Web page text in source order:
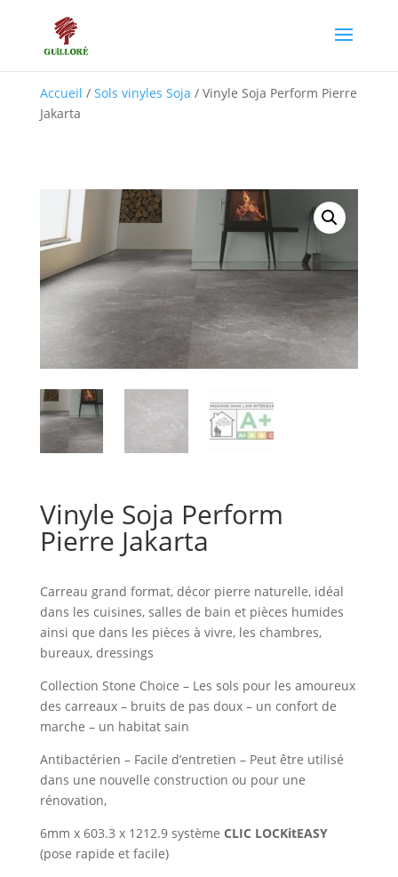
Accueil / Sols vinyles Soja / Vinyle Soja Perform Pierre
Jakarta
Vinyle Soja Perform
Pierre Jakarta
Carreau grand format, décor pierre naturelle, idéal
dans les cuisines, salles de bain et pièces humides
ainsi que dans les pièces à vivre, les chambres,
bureaux, dressings
Collection Stone Choice – Les sols pour les amoureux
des carreaux – bruits de pas doux – un confort de
marche – un habitat sain
Antibactérien – Facile d’entretien – Peut être utilisé
dans une nouvelle construction ou pour une
rénovation,
6mm x 603.3 x 1212.9 système CLIC LOCKitEASY
(pose rapide et facile)